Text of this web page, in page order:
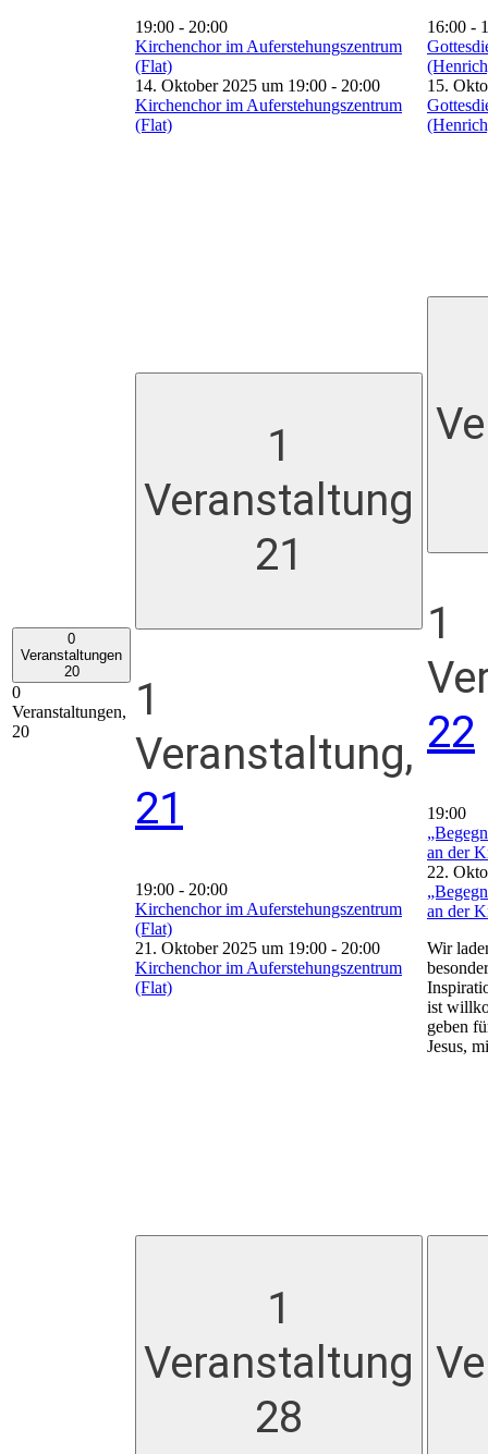
19:00 - 20:00
Kirchenchor im Auferstehungszentrum
(Flat)
14. Oktober 2025 um 19:00 - 20:00
Kirchenchor im Auferstehungszentrum
(Flat)
16:00 -
15.
0
Veranstaltungen
20
0
Veranstaltungen,
20
1
Veranstaltung
21
1
Veranstaltung,
21
19:00 - 20:00
Kirchenchor im Auferstehungszentrum
(Flat)
21. Oktober 2025 um 19:00 - 20:00
Kirchenchor im Auferstehungszentrum
(Flat)
1
22
19:00
an der
22.
an der
Wir
ist
geben
Jesus,
1
Veranstaltung
28